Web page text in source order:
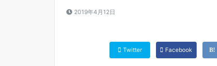
2019年4月12日
Twitter Facebook